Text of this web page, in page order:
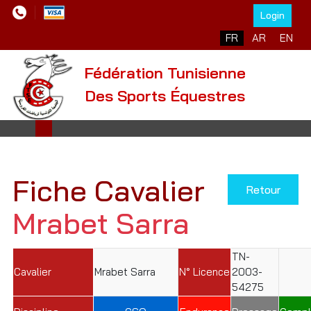
Login
Sélectionnez votre
FR AR EN
Fédération Tunisienne
Des Sports Équestres
Retour
Fiche Cavalier
Mrabet Sarra
Cavalier Mrabet Sarra N° Licence
TN-
2003-
54275